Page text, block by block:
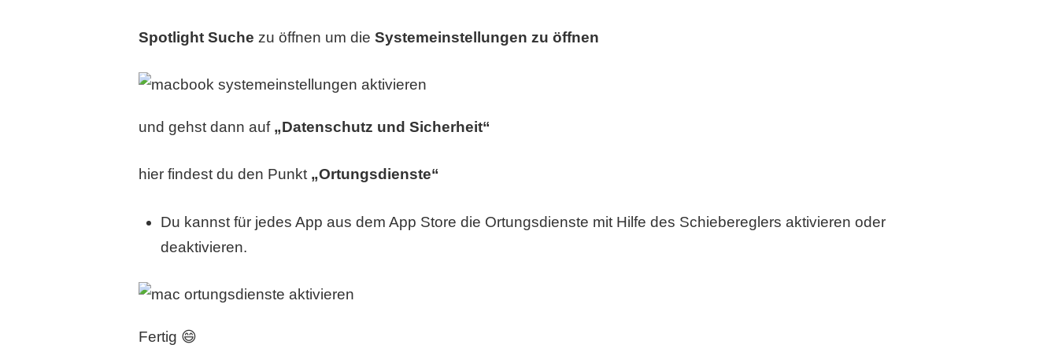
Spotlight Suche zu öffnen um die Systemeinstellungen zu öffnen
und gehst dann auf „Datenschutz und Sicherheit“
hier findest du den Punkt „Ortungsdienste“
Du kannst für jedes App aus dem App Store die Ortungsdienste mit Hilfe des Schiebereglers aktivieren oder
deaktivieren.
Fertig 😄